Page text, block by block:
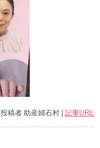
投稿者 助産婦石村 | 記事URL